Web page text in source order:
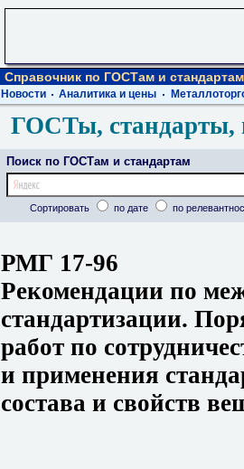
Справочник по ГОСТам и стандартам
Новости Аналитика и цены
ГОСТы, стандарты,
Поиск по ГОСТам и стандартам
Сортировать по дате по
РМГ 17-96
Рекомендации по
стандартизации.
работ по
и применения
состава и свойств